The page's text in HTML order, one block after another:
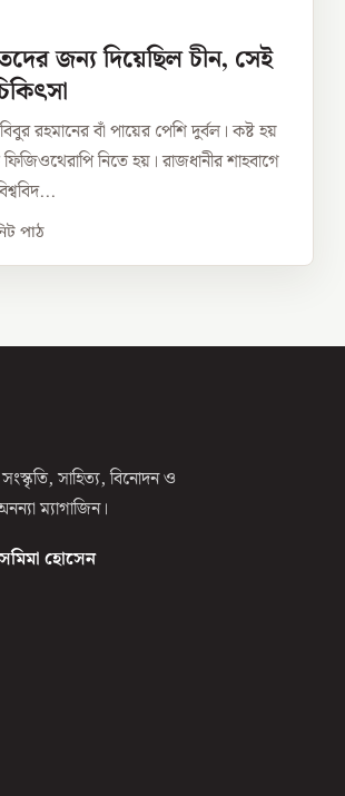
জন্য দিয়েছিল চীন, সেই
রহমানের বাঁ পায়ের পেশি দুর্বল। কষ্ট হয়
নিতে হয়। রাজধানীর শাহবাগে
পাঠ
সংস্কৃতি, সাহিত্য, বিনোদন ও
ম্যাগাজিন।
হোসেন